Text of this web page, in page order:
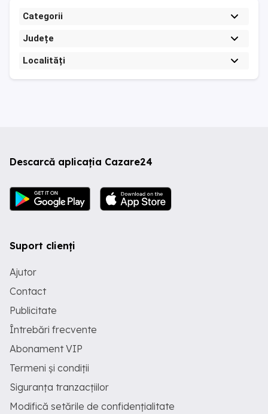
Categorii
Județe
Localități
Descarcă aplicația Cazare24
Suport clienți
Ajutor
Contact
Publicitate
Întrebări frecvente
Abonament VIP
Termeni și condiții
Siguranța tranzacțiilor
Modifică setările de confidențialitate